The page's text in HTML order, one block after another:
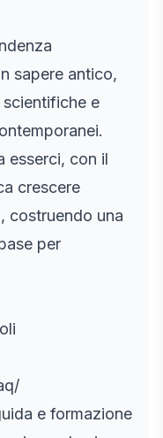
sapere antico,
e
esserci, con il
crescere
costruendo una
per
e formazione